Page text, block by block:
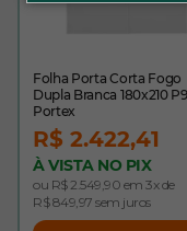
Folha Porta Corta Fogo
Dupla Branca 180x210
Portex
R$ 2.422,41
À VISTA NO PIX
ou R$ 2.549,90 em 3x de
R$ 849,97 sem juros